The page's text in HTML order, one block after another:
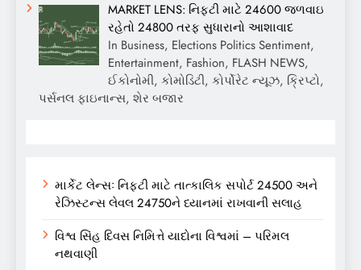
MARKET LENS: નિફ્ટી માટે 24600 જળવાઇ
રહેતો 24800 તરફ સુધારાનો આશાવાદ
In Business, Elections Politics Sentiment,
Entertainment, Fashion, FLASH NEWS,
ઈકોનોમી, કોમોડિટી, કોર્પોરેટ ન્યૂઝ, ક્રિપ્ટો,
પર્સનલ ફાઇનાન્સ, શેર બજાર
માર્કેટ લેન્સઃ નિફ્ટી માટે તાત્કાલિક સપોર્ટ 24500 અને
રેઝિસ્ટન્સ લેવલ 24750ને ધ્યાનમાં રાખવાની સલાહ
વિશ્વ સિંહ દિવસ નિમિત્તે યાદોના વિશ્વમાં – પરિમલ
નથવાણી